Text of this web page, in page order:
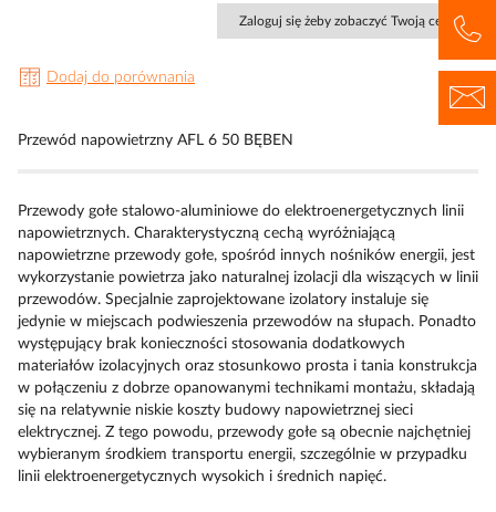
Zaloguj się żeby zobaczyć Twoją cenę
Dodaj do porównania
Przewód napowietrzny AFL 6 50 BĘBEN
Przewody gołe stalowo-aluminiowe do elektroenergetycznych linii
napowietrznych. Charakterystyczną cechą wyróżniającą
napowietrzne przewody gołe, spośród innych nośników energii, jest
wykorzystanie powietrza jako naturalnej izolacji dla wiszących w linii
przewodów. Specjalnie zaprojektowane izolatory instaluje się
jedynie w miejscach podwieszenia przewodów na słupach. Ponadto
występujący brak konieczności stosowania dodatkowych
materiałów izolacyjnych oraz stosunkowo prosta i tania konstrukcja
w połączeniu z dobrze opanowanymi technikami montażu, składają
się na relatywnie niskie koszty budowy napowietrznej sieci
elektrycznej. Z tego powodu, przewody gołe są obecnie najchętniej
wybieranym środkiem transportu energii, szczególnie w przypadku
linii elektroenergetycznych wysokich i średnich napięć.